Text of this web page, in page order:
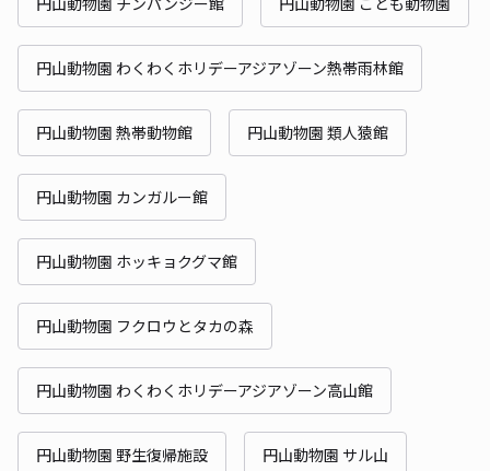
円山動物園 わくわくホリデーアジアゾーン熱帯雨林館
円山動物園 熱帯動物館 円山動物園 類人猿館
円山動物園 カンガルー館
円山動物園 ホッキョクグマ館
円山動物園 フクロウとタカの森
円山動物園 わくわくホリデーアジアゾーン高山館
円山動物園 野生復帰施設 円山動物園 サル山